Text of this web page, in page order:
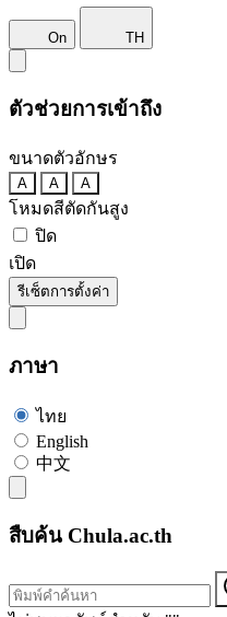
On TH
ตัวช่วยการเข้าถึง
ขนาดตัวอักษร
A A A
โหมดสีตัดกันสูง
ปิด
เปิด
รีเซ็ตการตั้งค่า
ภาษา
ไทย
English
中文
สืบค้น Chula.ac.th